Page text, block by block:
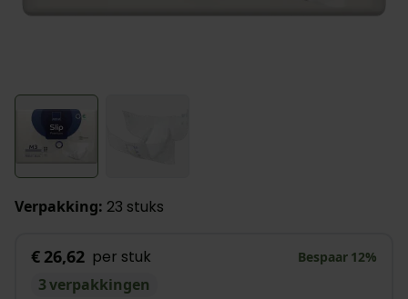
View larger image
Verpakking: 23 stuks
€ 26,62 per stuk Bespaar 12%
3 verpakkingen